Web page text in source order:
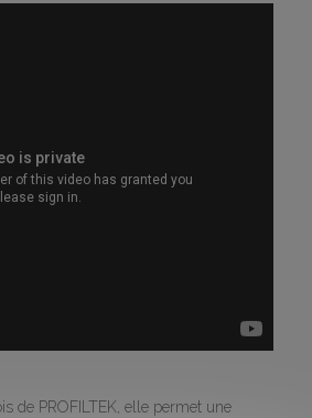
de PROFILTEK, elle permet une